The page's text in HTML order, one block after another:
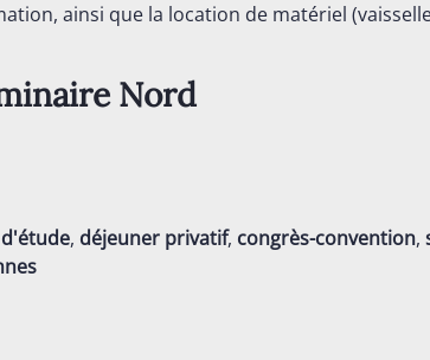
ainsi que la location de matériel
Nord
, déjeuner privatif, congrès-convention,